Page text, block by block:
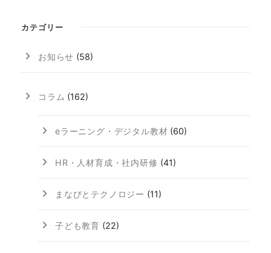
カテゴリー
お知らせ (58)
コラム (162)
eラーニング・デジタル教材 (60)
HR・人材育成・社内研修 (41)
まなびとテクノロジー (11)
子ども教育 (22)